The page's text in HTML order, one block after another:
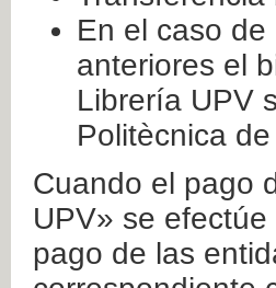
En el caso
anteriores el
Librería UPV
Politècnica
Cuando el pago
UPV» se
pago de las